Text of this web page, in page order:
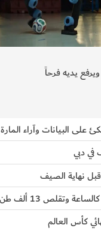
يديه فرحاً
على البيانات وآراء المارة
دبي
13 ألف طن انبعاثات
كأس العالم